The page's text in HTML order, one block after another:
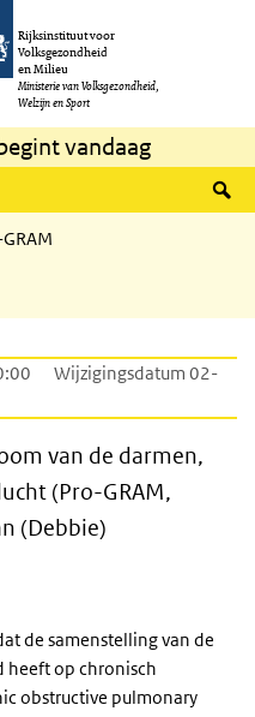
Rijksinstituut voor
Volksgezondheid
en Milieu
Ministerie van Volksgezondheid,
Welzijn en Sport
vandaag
Wijzigingsdatum 02-
van de darmen,
(Pro-GRAM,
(Debbie)
de samenstelling van de
op chronisch
obstructive pulmonary